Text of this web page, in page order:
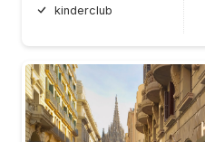
kinderclub